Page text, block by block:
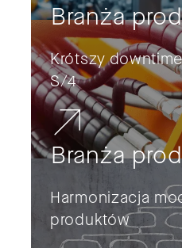
Branża
Krótszy
S/4
Branża
Harmonizacja
produktów